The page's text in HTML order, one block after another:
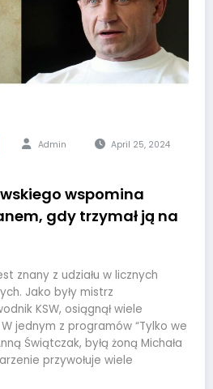
Admin April 25, 2024
wspomina
gdy trzymał ją na
znany z udziału w licznych
Jako były mistrz
KSW, osiągnął wiele
jednym z programów “Tylko we
Świątczak, byłą żoną Michała
przywołuje wiele